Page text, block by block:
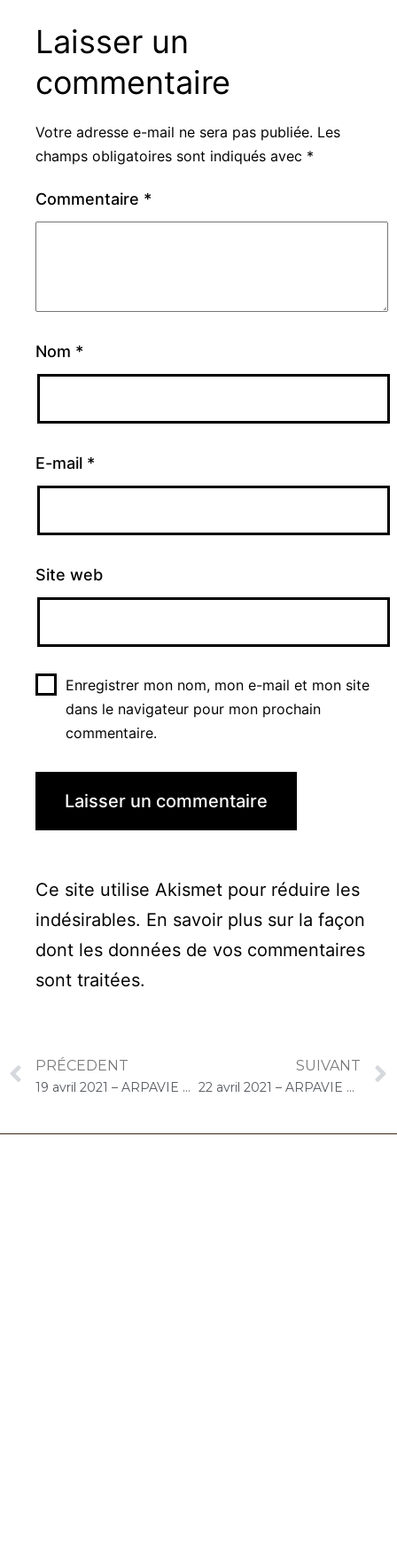
Laisser un
commentaire
Votre adresse e-mail ne sera pas publiée. Les
champs obligatoires sont indiqués avec *
Commentaire *
Nom *
E-mail *
Site web
Enregistrer mon nom, mon e-mail et mon site
dans le navigateur pour mon prochain
commentaire.
Ce site utilise Akismet pour réduire les
indésirables. En savoir plus sur la façon
dont les données de vos commentaires
sont traitées.
PRÉCEDENT
19 avril 2021 – ARPAVIE Anne de Bretagne (Les Mureaux) : Concert « Cello Solo » Chantons les fleurs
SUIVANT
22 avril 2021 – ARPAVIE Le Chêne Rouge (Chevilly-Larue) : Atelier « Chantons Ensemble » Les fleurs